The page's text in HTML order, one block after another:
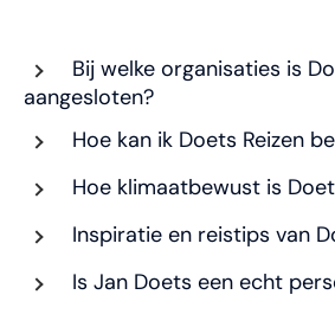
Bij welke organisaties is
aangesloten?
Hoe kan ik Doets Reizen
Hoe klimaatbewust is
Inspiratie en reistips van
Is Jan Doets een echt